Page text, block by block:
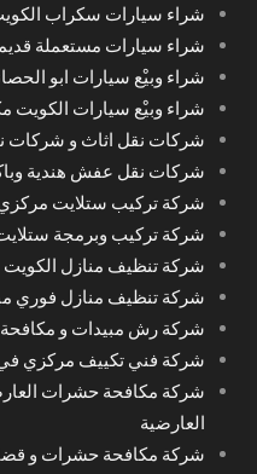
شراء سيارات سكراب
شراء سيارات مستعملة
شراء وبيْع سيارات ابو
شراء وبيْع سيارات الكويت
شركات نقل اثاث و شركات
شركات نقل عفش هندية
شركة تركيب ستلايت
شركة تركيب وبرمجة
شركة تنظيف منازل الكويت
شركة تنظيف منازل فوري
شركة رش مبيدات و
شركة فني تكييف مركزي في
شركة مكافحة حشرات
العارضية
شركة مكافحة حشرات و